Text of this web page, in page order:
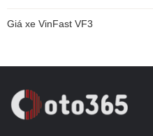
Giá xe VinFast VF3